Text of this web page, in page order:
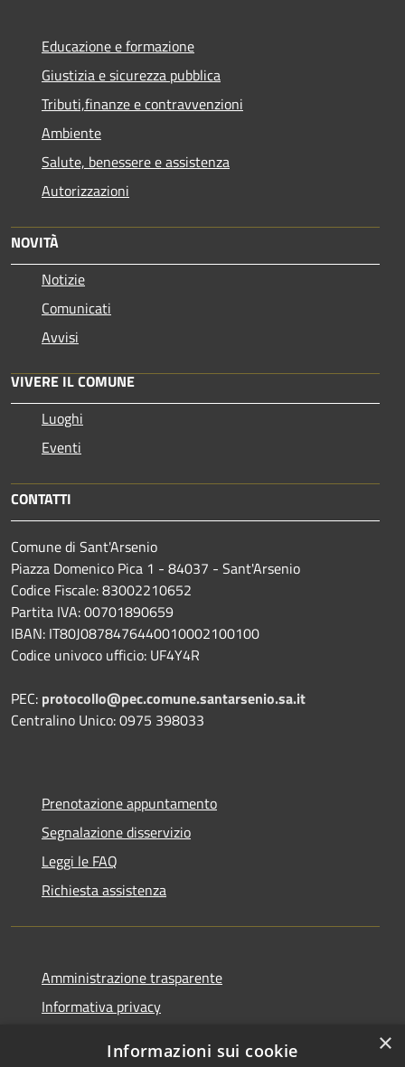
Educazione e formazione
Giustizia e sicurezza pubblica
Tributi,finanze e contravvenzioni
Ambiente
Salute, benessere e assistenza
Autorizzazioni
NOVITÀ
Notizie
Comunicati
Avvisi
VIVERE IL COMUNE
Luoghi
Eventi
CONTATTI
Comune di Sant'Arsenio
Piazza Domenico Pica 1 - 84037 - Sant'Arsenio
Codice Fiscale: 83002210652
Partita IVA: 00701890659
IBAN: IT80J0878476440010002100100
Codice univoco ufficio: UF4Y4R
PEC: protocollo@pec.comune.santarsenio.sa.it
Centralino Unico: 0975 398033
Prenotazione appuntamento
Segnalazione disservizio
Leggi le FAQ
Richiesta assistenza
Amministrazione trasparente
Informativa privacy
×
Informazioni sui cookie